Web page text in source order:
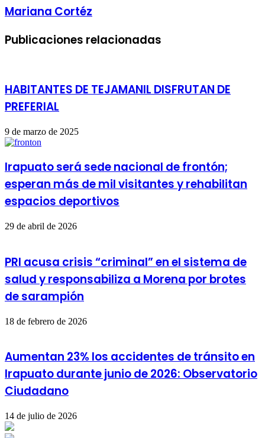
Mariana Cortéz
Publicaciones relacionadas
HABITANTES DE TEJAMANIL DISFRUTAN DE
PREFERIAL
9 de marzo de 2025
Irapuato será sede nacional de frontón;
esperan más de mil visitantes y rehabilitan
espacios deportivos
29 de abril de 2026
PRI acusa crisis “criminal” en el sistema de
salud y responsabiliza a Morena por brotes
de sarampión
18 de febrero de 2026
Aumentan 23% los accidentes de tránsito en
Irapuato durante junio de 2026: Observatorio
Ciudadano
14 de julio de 2026